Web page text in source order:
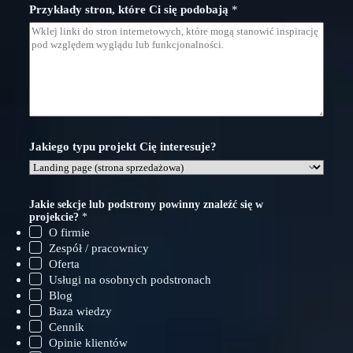
Przykłady stron, które Ci się podobają *
Jakiego typu projekt Cię interesuje?
Jakie sekcje lub podstrony powinny znaleźć się w
projekcie? *
O firmie
Zespół / pracownicy
Oferta
Usługi na osobnych podstronach
Blog
Baza wiedzy
Cennik
Opinie klientów